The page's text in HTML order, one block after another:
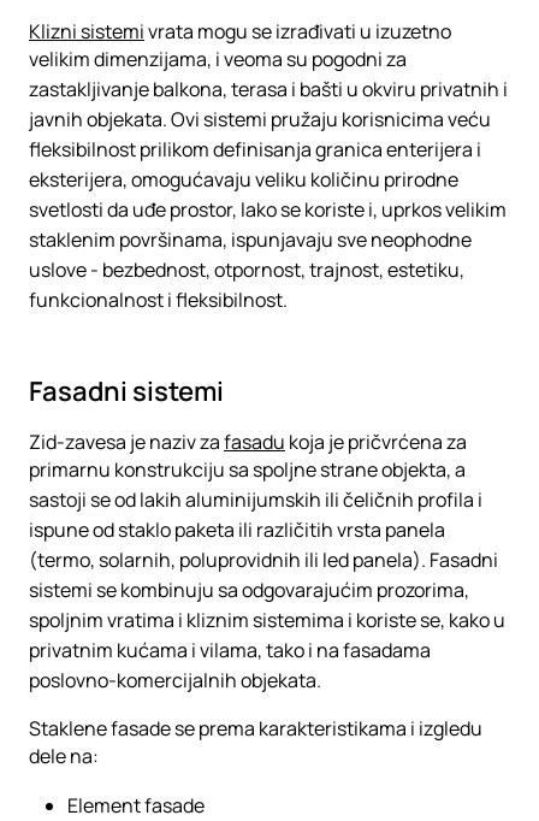
Klizni sistemivrata mogu se izrađivati u izuzetno
velikim dimenzijama, i veoma su pogodni za
zastakljivanje balkona, terasa i bašti u okviru privatnih i
javnih objekata. Ovi sistemi pružaju korisnicima veću
fleksibilnost prilikom definisanja granica enterijera i
eksterijera, omogućavaju veliku količinu prirodne
svetlosti da uđe prostor, lako se koriste i, uprkos velikim
staklenim površinama, ispunjavaju sve neophodne
uslove - bezbednost, otpornost, trajnost, estetiku,
funkcionalnost i fleksibilnost.
Fasadni sistemi
Zid-zavesa je naziv zafasadu koja je pričvrćena za
primarnu konstrukciju sa spoljne strane objekta, a
sastoji se od lakih aluminijumskih ili čeličnih profila i
ispune od staklo paketa ili različitih vrsta panela
(termo, solarnih, poluprovidnih ili led panela). Fasadni
sistemi se kombinuju sa odgovarajućim prozorima,
spoljnim vratima i kliznim sistemima i koriste se, kako u
privatnim kućama i vilama, tako i na fasadama
poslovno-komercijalnih objekata.
Staklene fasade se prema karakteristikama i izgledu
dele na:
Element fasade